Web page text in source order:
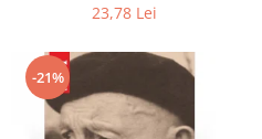
23,78 Lei
-21%